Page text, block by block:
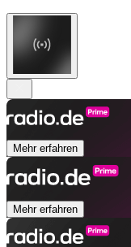
Mehr erfahren
Mehr erfahren